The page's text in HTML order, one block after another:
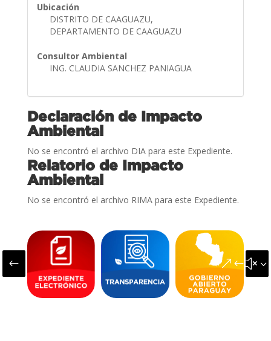
Ubicación
DISTRITO DE CAAGUAZU,
DEPARTAMENTO DE CAAGUAZU
Consultor Ambiental
ING. CLAUDIA SANCHEZ PANIAGUA
Declaración de Impacto
Ambiental
No se encontró el archivo DIA para este Expediente.
Relatorio de Impacto
Ambiental
No se encontró el archivo RIMA para este Expediente.
#